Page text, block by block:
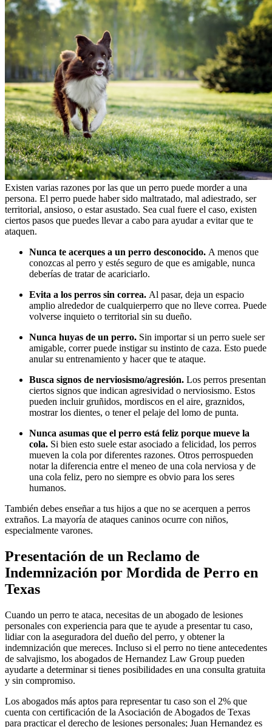
Existen varias razones por las que un perro puede morder a una
persona. El perro puede haber sido maltratado, mal adiestrado, ser
territorial, ansioso, o estar asustado. Sea cual fuere el caso, existen
ciertos pasos que puedes llevar a cabo para ayudar a evitar que te
ataquen.
Nunca te acerques a un perro desconocido. A menos que
conozcas al perro y estés seguro de que es amigable, nunca
deberías de tratar de acariciarlo.
Evita a los perros sin correa. Al pasar, deja un espacio
amplio alrededor de cualquierperro que no lleve correa. Puede
volverse inquieto o territorial sin su dueño.
Nunca huyas de un perro. Sin importar si un perro suele ser
amigable, correr puede instigar su instinto de caza. Esto puede
anular su entrenamiento y hacer que te ataque.
Busca signos de nerviosismo/agresión. Los perros presentan
ciertos signos que indican agresividad o nerviosismo. Estos
pueden incluir gruñidos, mordiscos en el aire, graznidos,
mostrar los dientes, o tener el pelaje del lomo de punta.
Nunca asumas que el perro está feliz porque mueve la
cola. Si bien esto suele estar asociado a felicidad, los perros
mueven la cola por diferentes razones. Otros perrospueden
notar la diferencia entre el meneo de una cola nerviosa y de
una cola feliz, pero no siempre es obvio para los seres
humanos.
También debes enseñar a tus hijos a que no se acerquen a perros
extraños. La mayoría de ataques caninos ocurre con niños,
especialmente varones.
Presentación de un Reclamo de
Indemnización por Mordida de Perro en
Texas
Cuando un perro te ataca, necesitas de un abogado de lesiones
personales con experiencia para que te ayude a presentar tu caso,
lidiar con la aseguradora del dueño del perro, y obtener la
indemnización que mereces. Incluso si el perro no tiene antecedentes
de salvajismo, los abogados de Hernandez Law Group pueden
ayudarte a determinar si tienes posibilidades en una consulta gratuita
y sin compromiso.
Los abogados más aptos para representar tu caso son el 2% que
cuenta con certificación de la Asociación de Abogados de Texas
para practicar el derecho de lesiones personales; Juan Hernandez es